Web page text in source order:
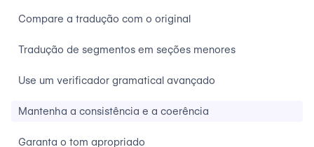
Compare a tradução com o original
Tradução de segmentos em seções menores
Use um verificador gramatical avançado
Mantenha a consistência e a coerência
Garanta o tom apropriado